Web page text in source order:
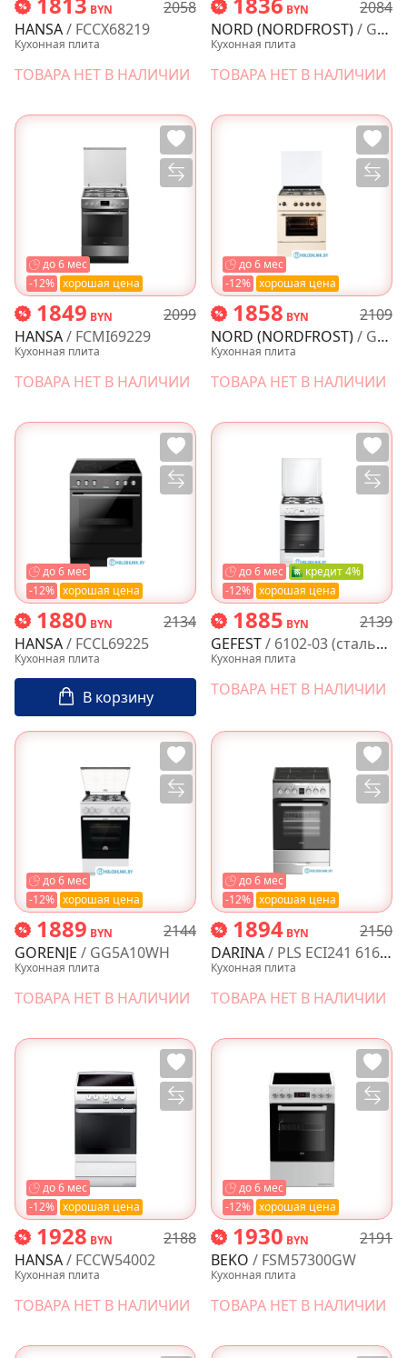
BYN
2058
HANSA/ FCCX68219
Кухонная плита
ТОВАРА НЕТ В НАЛИЧИИ
BYN
2084
NORD (NORDFROST)/ GG 6061 Y
Кухонная плита
ТОВАРА НЕТ В НАЛИЧИИ
-12% хорошая цена
до 6 мес
1849 BYN
2099
HANSA/ FCMI69229
Кухонная плита
ТОВАРА НЕТ В НАЛИЧИИ
-12% хорошая цена
до 6 мес
1858 BYN
2109
NORD (NORDFROST)/ GG 6064 YR
Кухонная плита
ТОВАРА НЕТ В НАЛИЧИИ
-12% хорошая цена
до 6 мес
1880 BYN
2134
HANSA/ FCCL69225
Кухонная плита
В корзину
-12% хорошая цена
до 6 мес кредит 4%
1885 BYN
2139
GEFEST/ 6102-03 (стальные решетки)
Кухонная плита
ТОВАРА НЕТ В НАЛИЧИИ
-12% хорошая цена
до 6 мес
1889 BYN
2144
GORENJE / GG5A10WH
Кухонная плита
ТОВАРА НЕТ В НАЛИЧИИ
-12% хорошая цена
до 6 мес
1894 BYN
2150
DARINA/ PLS ECI241 616 1S
Кухонная плита
ТОВАРА НЕТ В НАЛИЧИИ
-12% хорошая цена
до 6 мес
1928 BYN
2188
HANSA/ FCCW54002
Кухонная плита
ТОВАРА НЕТ В НАЛИЧИИ
-12% хорошая цена
до 6 мес
1930 BYN
2191
BEKO / FSM57300GW
Кухонная плита
ТОВАРА НЕТ В НАЛИЧИИ